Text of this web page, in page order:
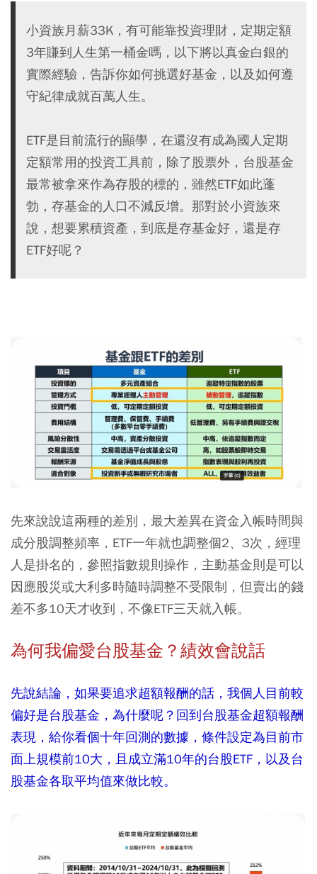
小資族月薪33K，有可能靠投資理財，定期定額
3年賺到人生第一桶金嗎，以下將以真金白銀的
實際經驗，告訴你如何挑選好基金，以及如何遵
守紀律成就百萬人生。
ETF是目前流行的顯學，在還沒有成為國人定期
定額常用的投資工具前，除了股票外，台股基金
最常被拿來作為存股的標的，雖然ETF如此蓬
勃，存基金的人口不減反增。那對於小資族來
說，想要累積資產，到底是存基金好，還是存
ETF好呢？
先來說說這兩種的差別，最大差異在資金入帳時間與
成分股調整頻率，ETF一年就也調整個2、3次，經理
人是掛名的，參照指數規則操作，主動基金則是可以
因應股災或大利多時隨時調整不受限制，但賣出的錢
差不多10天才收到，不像ETF三天就入帳。
為何我偏愛台股基金？績效會說話
先說結論，如果要追求超額報酬的話，我個人目前較
偏好是台股基金，為什麼呢？回到台股基金超額報酬
表現，給你看個十年回測的數據，條件設定為目前市
面上規模前10大，且成立滿10年的台股ETF，以及台
股基金各取平均值來做比較。